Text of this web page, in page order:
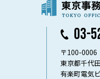
03-
〒100-0006
東京都千代
有楽町電気